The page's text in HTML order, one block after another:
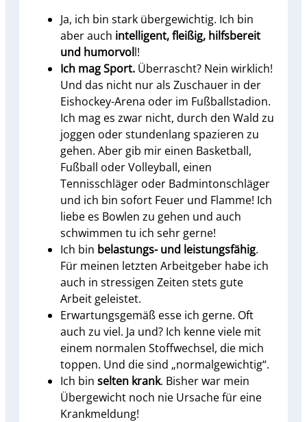
Ja, ich bin stark übergewichtig. Ich bin
aber auch intelligent, fleißig, hilfsbereit
und humorvoll!
Ich mag Sport. Überrascht? Nein wirklich!
Und das nicht nur als Zuschauer in der
Eishockey-Arena oder im Fußballstadion.
Ich mag es zwar nicht, durch den Wald zu
joggen oder stundenlang spazieren zu
gehen. Aber gib mir einen Basketball,
Fußball oder Volleyball, einen
Tennisschläger oder Badmintonschläger
und ich bin sofort Feuer und Flamme! Ich
liebe es Bowlen zu gehen und auch
schwimmen tu ich sehr gerne!
Ich bin belastungs- und leistungsfähig.
Für meinen letzten Arbeitgeber habe ich
auch in stressigen Zeiten stets gute
Arbeit geleistet.
Erwartungsgemäß esse ich gerne. Oft
auch zu viel. Ja und? Ich kenne viele mit
einem normalen Stoffwechsel, die mich
toppen. Und die sind „normalgewichtig“.
Ich bin selten krank. Bisher war mein
Übergewicht noch nie Ursache für eine
Krankmeldung!